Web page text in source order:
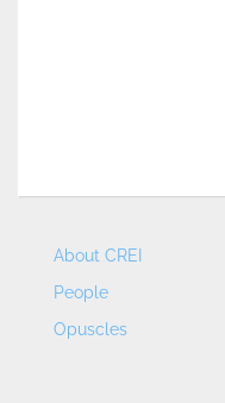
About CREI
People
Opuscles